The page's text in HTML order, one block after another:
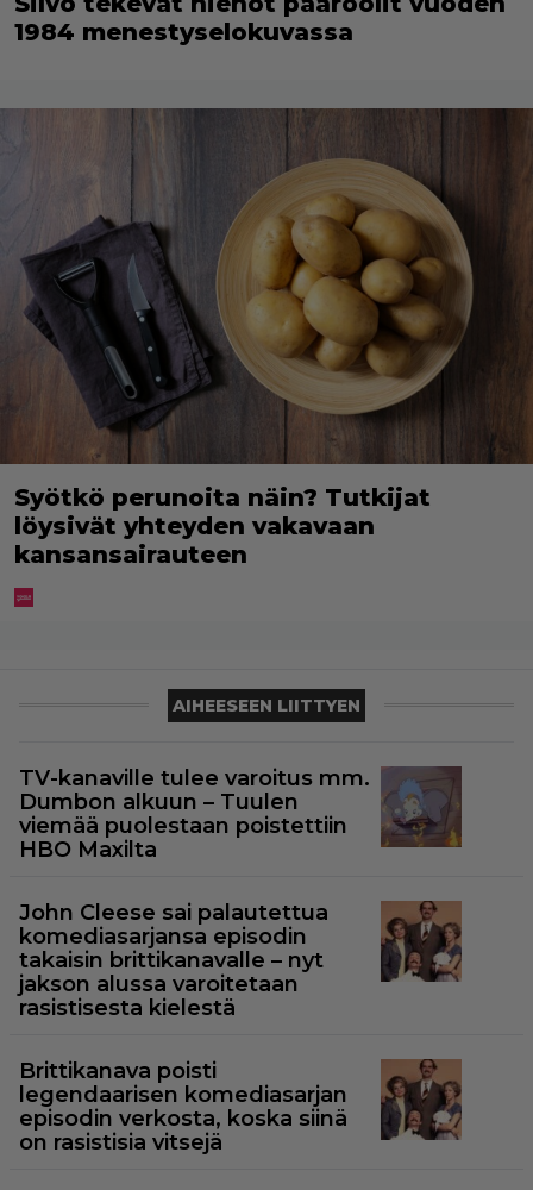
1984 menestyselokuvassa
Syötkö perunoita näin? Tutkijat
löysivät yhteyden vakavaan
kansansairauteen
AIHEESEEN LIITTYEN
TV-kanaville tulee varoitus mm.
Dumbon alkuun – Tuulen
viemää puolestaan poistettiin
HBO Maxilta
John Cleese sai palautettua
komediasarjansa episodin
takaisin brittikanavalle – nyt
jakson alussa varoitetaan
rasistisesta kielestä
Brittikanava poisti
legendaarisen komediasarjan
episodin verkosta, koska siinä
on rasistisia vitsejä